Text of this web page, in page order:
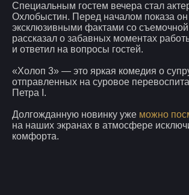
Специальным гостем вечера стал
Охлобыстин. Перед началом показа
эксклюзивными фактами со
рассказал о забавных моментах
и ответил на вопросы гостей.
«Холоп 3» — это яркая комедия о
отправленных на суровое
Петра I.
Долгожданную новинку уже можно
на наших экранах в атмосфере
комфорта.